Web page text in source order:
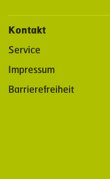
Kontakt
Service
Impressum
Barrierefreiheit